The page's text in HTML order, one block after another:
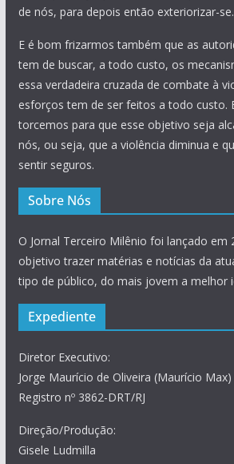
de nós, para depois então exteriorizar-se.
E é bom frizarmos também que as
tem de buscar, a todo custo, os
essa verdadeira cruzada de combate à
esforços tem de ser feitos a todo custo.
torcemos para que esse objetivo seja
nós, ou seja, que a violência diminua e
sentir seguros.
Sobre Nós
O Jornal Terceiro Milênio foi lançado em
objetivo trazer matérias e notícias da
tipo de público, do mais jovem a melhor
Expediente
Diretor Executivo:
Jorge Maurício de Oliveira (Maurício
Registro nº 3862-DRT/RJ
Direção/Produção:
Gisele Ludmilla